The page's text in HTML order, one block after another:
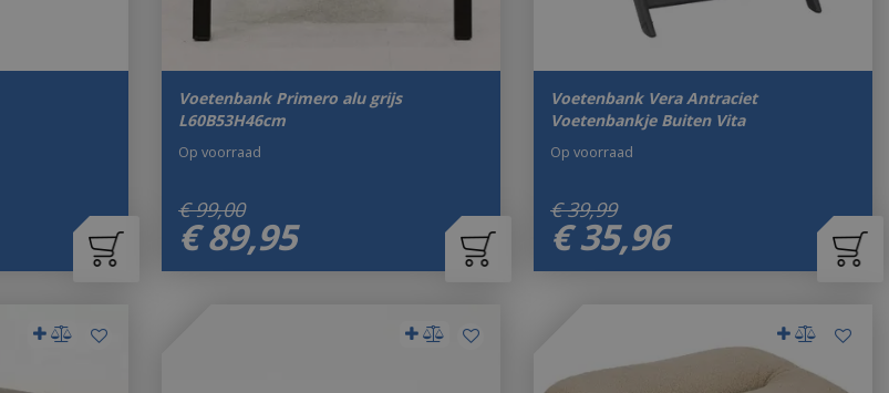
Voetenbank Primero alu grijs
L60B53H46cm
€ 99,00
€ 89,95
Op voorraad
Voetenbank Vera Antraciet
Voetenbankje Buiten Vita
€ 39,99
€ 35,96
Op voorraad